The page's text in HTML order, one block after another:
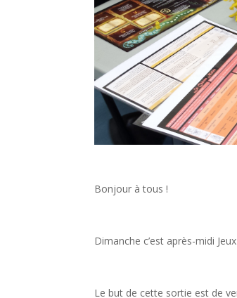
Bonjour à tous !
Dimanche c’est après-midi
Le but de cette sortie est de